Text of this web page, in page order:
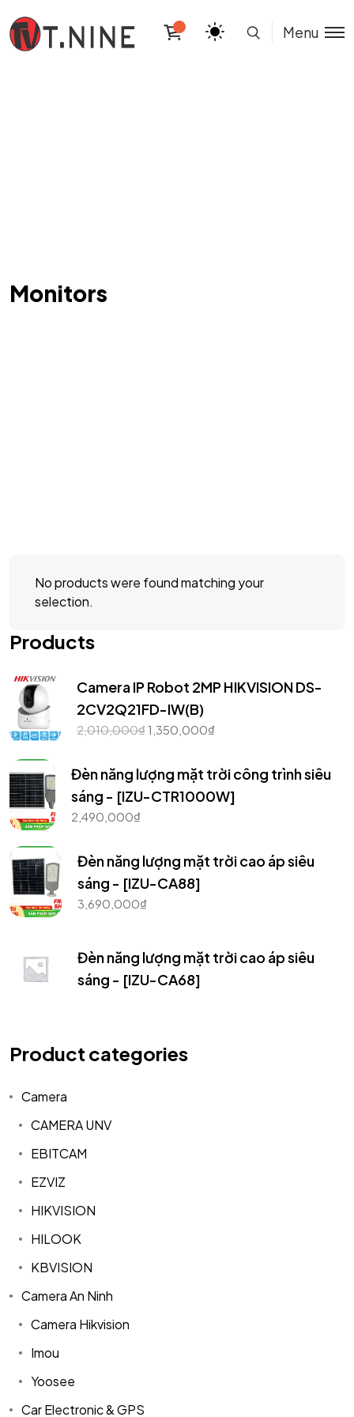
Menu
Monitors
No products were found matching your
selection.
Products
Camera IP Robot 2MP HIKVISION DS-
2CV2Q21FD-IW(B)
2,010,000₫1,350,000₫
Đèn năng lượng mặt trời công trình siêu
sáng - [IZU-CTR1000W]
2,490,000₫
Đèn năng lượng mặt trời cao áp siêu
sáng - [IZU-CA88]
3,690,000₫
Đèn năng lượng mặt trời cao áp siêu
sáng - [IZU-CA68]
Product categories
Camera
CAMERA UNV
EBITCAM
EZVIZ
HIKVISION
HILOOK
KBVISION
Camera An Ninh
Camera Hikvision
Imou
Yoosee
Car Electronic & GPS